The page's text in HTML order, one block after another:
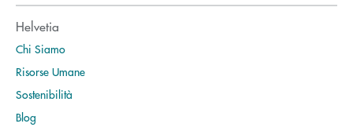
Helvetia
Chi Siamo
Risorse Umane
Sostenibilità
Blog